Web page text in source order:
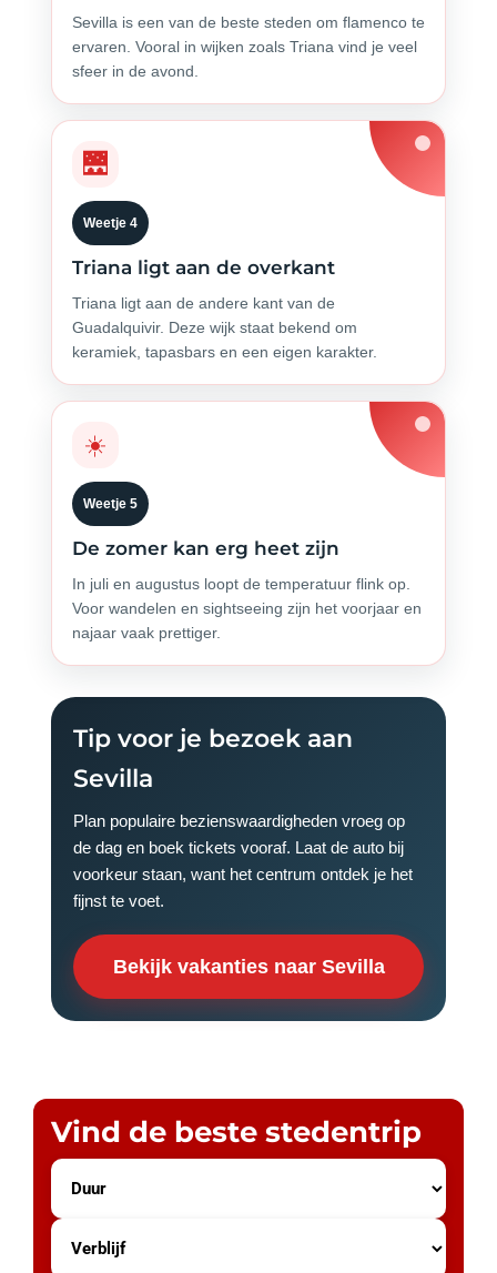
Sevilla is een van de beste steden om flamenco te
ervaren. Vooral in wijken zoals Triana vind je veel
sfeer in de avond.
🌉
Weetje 4
Triana ligt aan de overkant
Triana ligt aan de andere kant van de
Guadalquivir. Deze wijk staat bekend om
keramiek, tapasbars en een eigen karakter.
☀️
Weetje 5
De zomer kan erg heet zijn
In juli en augustus loopt de temperatuur flink op.
Voor wandelen en sightseeing zijn het voorjaar en
najaar vaak prettiger.
Tip voor je bezoek aan
Sevilla
Plan populaire bezienswaardigheden vroeg op
de dag en boek tickets vooraf. Laat de auto bij
voorkeur staan, want het centrum ontdek je het
fijnst te voet.
Bekijk vakanties naar Sevilla
Vind de beste stedentrip